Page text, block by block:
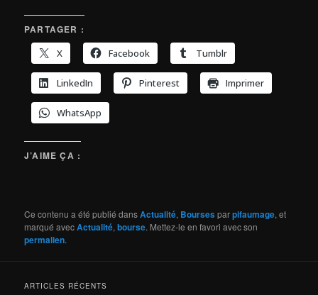
PARTAGER :
X
Facebook Tumblr
LinkedIn Pinterest Imprimer
WhatsApp
J’AIME ÇA :
Ce contenu a été publié dansActualité, Boursesparpifaumage, et
marqué avecActualité,bourse. Mettez-le en favori avec son
permalien.
ARTICLES RÉCENTS